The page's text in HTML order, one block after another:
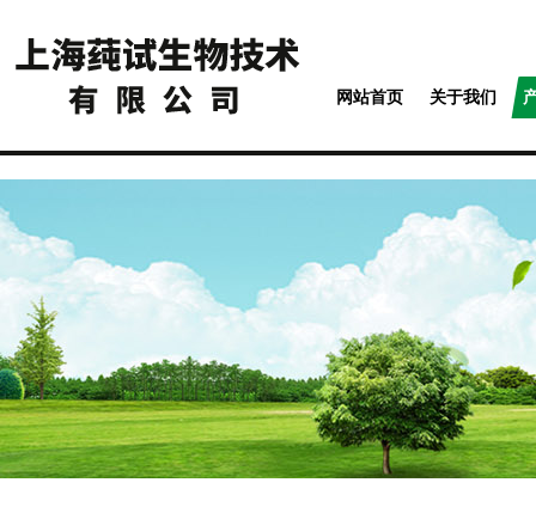
网站首页 关于我们